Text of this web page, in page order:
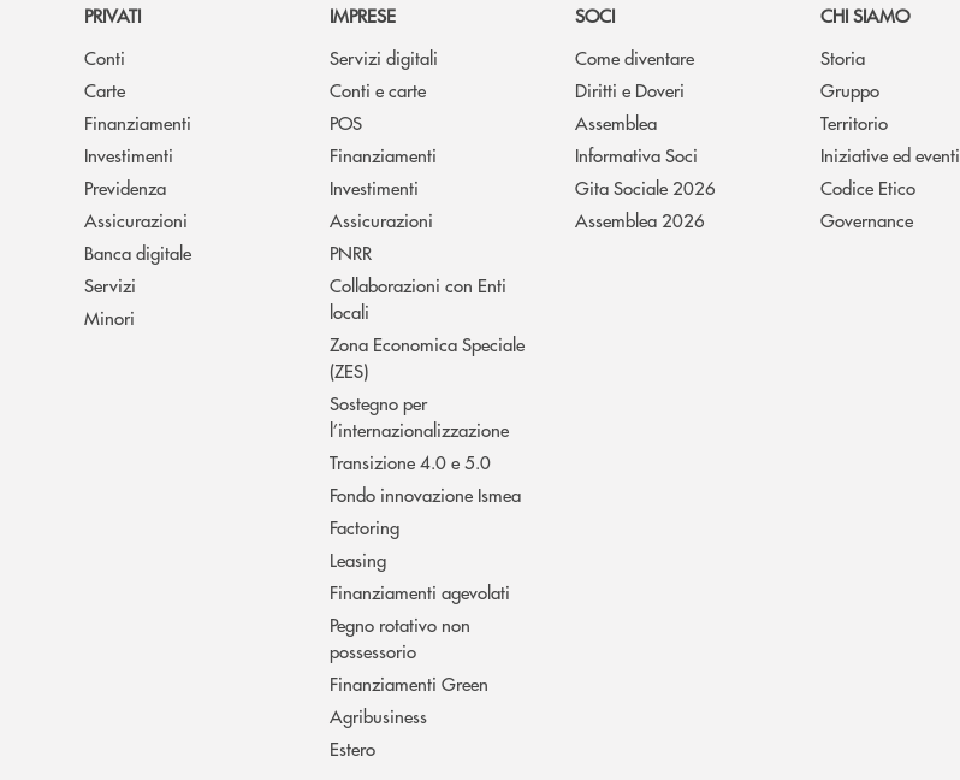
PRIVATI
Conti
Carte
Finanziamenti
Investimenti
Previdenza
Assicurazioni
Banca digitale
Servizi
Minori
IMPRESE
Servizi digitali
Conti e carte
POS
Finanziamenti
Investimenti
Assicurazioni
PNRR
Collaborazioni con Enti
locali
Zona Economica Speciale
(ZES)
Sostegno per
l’internazionalizzazione
Transizione 4.0 e 5.0
Fondo innovazione Ismea
Factoring
Leasing
Finanziamenti agevolati
Pegno rotativo non
possessorio
Finanziamenti Green
Agribusiness
Estero
SOCI
Come diventare
Diritti e Doveri
Assemblea
Informativa Soci
Gita Sociale 2026
Assemblea 2026
CHI SIAMO
Storia
Gruppo
Territorio
Iniziative ed eventi
Codice Etico
Governance